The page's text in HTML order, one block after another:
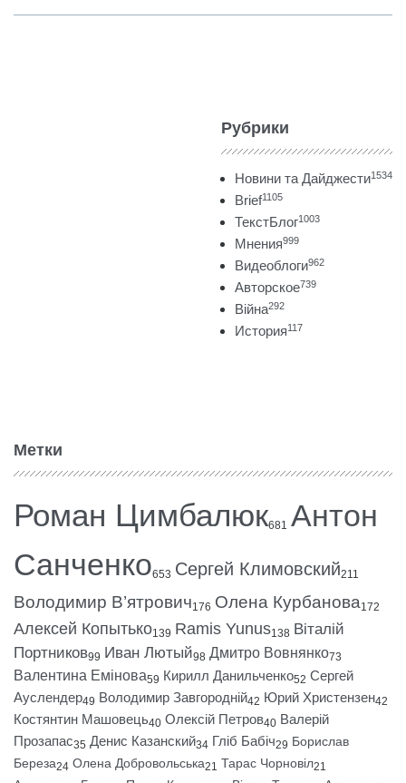
Рубрики
Новини та Дайджести1534
Brief1105
ТекстБлог1003
Мнения999
Видеоблоги962
Авторское739
Війна292
История117
Метки
Роман Цимбалюк681 Антон
Санченко653 Сергей Климовский211
Володимир В’ятрович176 Олена Курбанова172
Алексей Копытько139 Ramis Yunus138 Віталій
Портников99 Иван Лютый98 Дмитро Вовнянко73
Валентина Емінова59 Кирилл Данильченко52 Сергей
Ауслендер49 Володимир Завгородній42 Юрий Христензен42
Костянтин Машовець40 Олексій Петров40 Валерій
Прозапас35 Денис Казанский34 Гліб Бабіч29 Борислав
Береза24 Олена Добровольська21 Тарас Чорновіл21